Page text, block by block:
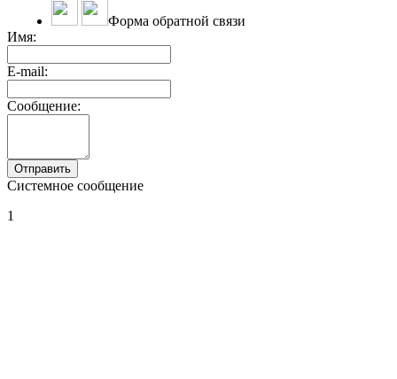
Форма обратной связи
Имя:
E-mail:
Сообщение:
Системное сообщение
1